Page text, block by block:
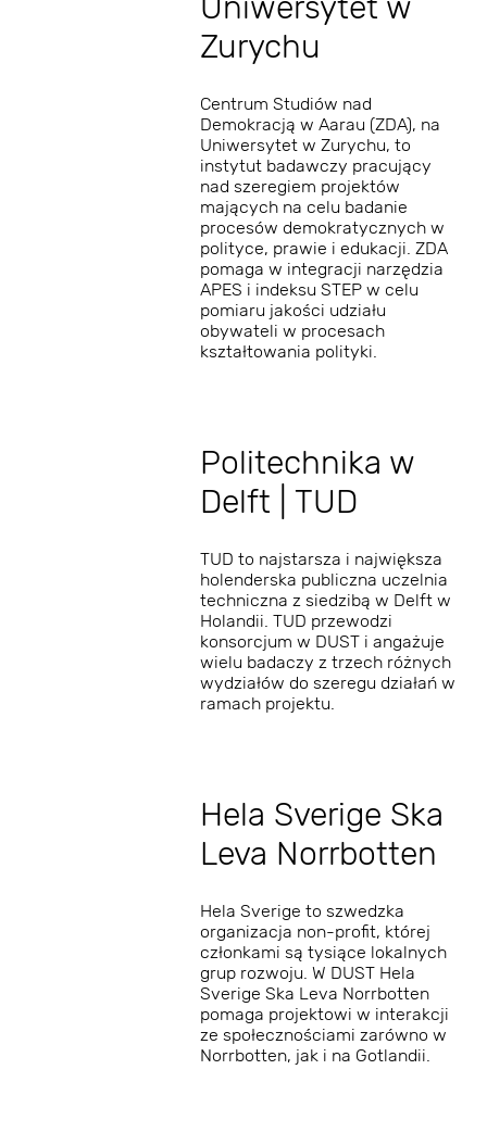
Zurychu
Centrum Studiów nad
Demokracją w Aarau (ZDA), na
Uniwersytet w Zurychu, to
instytut badawczy pracujący
nad szeregiem projektów
mających na celu badanie
procesów demokratycznych w
polityce, prawie i edukacji. ZDA
pomaga w integracji narzędzia
APES i indeksu STEP w celu
pomiaru jakości udziału
obywateli w procesach
kształtowania polityki.
Politechnika w
Delft | TUD
TUD to najstarsza i największa
holenderska publiczna uczelnia
techniczna z siedzibą w Delft w
Holandii. TUD przewodzi
konsorcjum w DUST i angażuje
wielu badaczy z trzech różnych
wydziałów do szeregu działań w
ramach projektu.
Hela Sverige Ska
Leva Norrbotten
Hela Sverige to szwedzka
organizacja non-profit, której
członkami są tysiące lokalnych
grup rozwoju. W DUST Hela
Sverige Ska Leva Norrbotten
pomaga projektowi w interakcji
ze społecznościami zarówno w
Norrbotten, jak i na Gotlandii.